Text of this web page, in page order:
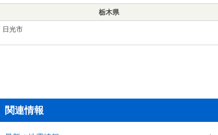
栃木県
日光市
関連情報